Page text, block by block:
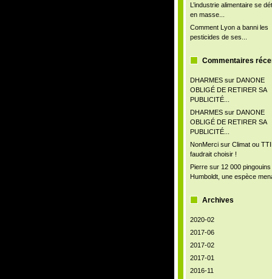
L’industrie alimentaire se
en masse...
Comment Lyon a banni les
pesticides de ses...
Commentaires
DHARMESsur DANONE
OBLIGÉ DE RETIRER SA
PUBLICITÉ...
DHARMESsur DANONE
OBLIGÉ DE RETIRER SA
PUBLICITÉ...
NonMercisur Climat ou
faudrait choisir !
Pierresur 12 000 pingouins
Humboldt, une espèce
Archives
2020-02
2017-06
2017-02
2017-01
2016-11